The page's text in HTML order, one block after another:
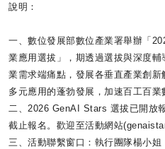
說明：
一、數位發展部數位產業署舉辦「
業應用選拔」，期透過選拔與深度輔
業需求端痛點，發展各垂直產業創
多元應用的蓬勃發展， 加速百工百業
二、2026 GenAI Stars 選拔已開放
截止報名。 歡迎至活動網站
三、活動聯繫窗口：執行團隊楊小姐